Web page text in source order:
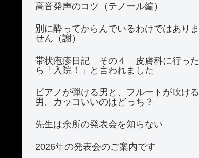
高音発声のコツ（テノール編）
別に酔ってからんでいるわけではありま
せん（謝）
帯状疱疹日記 その４ 皮膚科に行った
ら「入院！」と言われました
ピアノが弾ける男と、フルートが吹ける
男。カッコいいのはどっち？
先生は余所の発表会を知らない
2026年の発表会のご案内です